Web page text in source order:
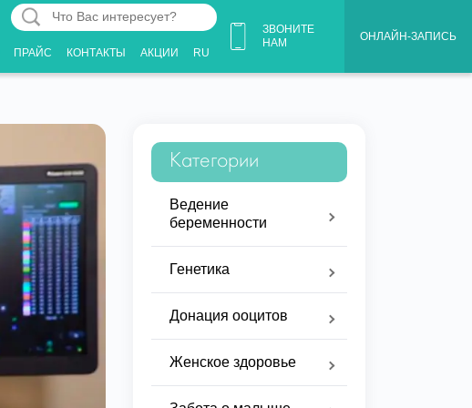
ПРАЙС КОНТАКТЫ АКЦИИ RU
Что
Вас
интересует?
ЗВОНИТЕ
НАМ
ОНЛАЙН-ЗАПИСЬ
Категории
Ведение
беременности
Генетика
Донация ооцитов
Женское здоровье